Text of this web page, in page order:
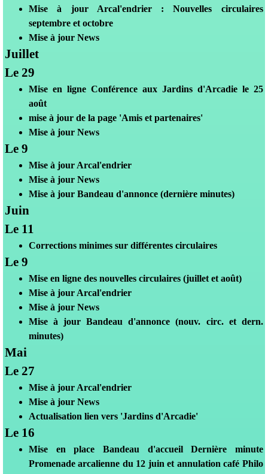
Mise à jour Arcal'endrier : Nouvelles circulaires
septembre et octobre
Mise à jour News
Juillet
Le 29
Mise en ligne Conférence aux Jardins d'Arcadie le 25
août
mise à jour de la page 'Amis et partenaires'
Mise à jour News
Le 9
Mise à jour Arcal'endrier
Mise à jour News
Mise à jour Bandeau d'annonce (dernière minutes)
Juin
Le 11
Corrections minimes sur différentes circulaires
Le 9
Mise en ligne des nouvelles circulaires (juillet et août)
Mise à jour Arcal'endrier
Mise à jour News
Mise à jour Bandeau d'annonce (nouv. circ. et dern.
minutes)
Mai
Le 27
Mise à jour Arcal'endrier
Mise à jour News
Actualisation lien vers 'Jardins d'Arcadie'
Le 16
Mise en place Bandeau d'accueil Dernière minute
Promenade arcalienne du 12 juin et annulation café Philo